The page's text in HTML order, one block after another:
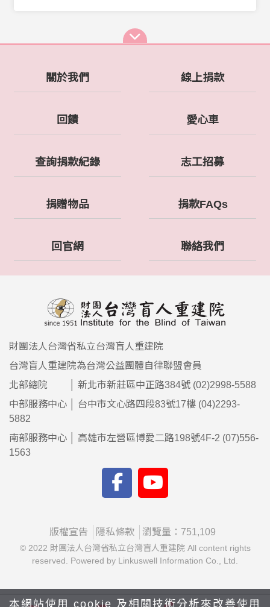
關於我們 線上捐款
回饋 愛心車
查詢捐款紀錄 志工招募
捐贈物品 捐款FAQs
回官網 聯絡我們
財團法人台灣省私立台灣盲人重建院
台灣盲人重建院為台灣公益團體自律聯盟會員
北部總院 │ 新北市新莊區中正路384號 (02)2998-5588
中部服務中心 │ 台中市文心路四段83號17樓 (04)2293-
5882
南部服務中心 │ 高雄市左營區博愛二路198號4F-2 (07)556-
1563
版權宣告 隱私條款 瀏覽量：751,109
© 2022 財團法人台灣省私立台灣盲人重建院 All content rights
reserved. Powered by Linkuswell Information Co., Ltd.
本網站使用 cookie 及相關技術分析來改善使用